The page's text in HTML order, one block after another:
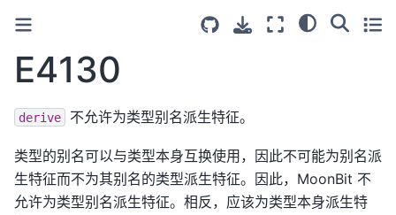
E4130
derive 不允许为类型别名派生特征。
类型的别名可以与类型本身互换使用，因此不可能为别名派
生特征而不为其别名的类型派生特征。因此，MoonBit 不
允许为类型别名派生特征。相反，应该为类型本身派生特